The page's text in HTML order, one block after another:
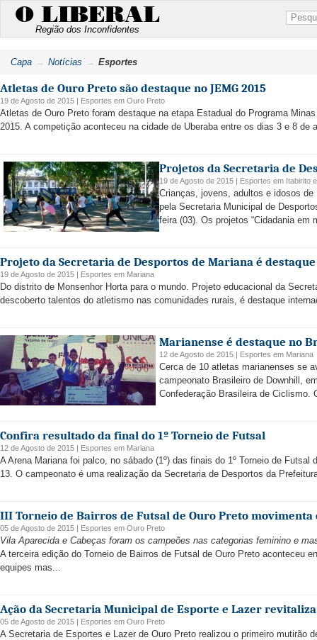
O LIBERAL
Região dos Inconfidentes
Capa Notícias Esportes
Atletas de Ouro Preto são destaque no JEMG 2015
19 de Agosto de 2015 | Esportes em Ouro Preto
Atletas de Ouro Preto foram destaque na etapa Estadual do Programa
2015. A competição aconteceu na cidade de Uberaba entre os dias 3 e 8 de
Projetos da Secretaria de
19 de Agosto de 2015 | Esportes em Itabirito
Crianças, jovens, adultos e idosos
pela Secretaria Municipal de
feira (03). Os projetos “Cidadania em
Projeto da Secretaria de Desportos de Mariana é
19 de Agosto de 2015 | Esportes em Mariana
Do distrito de Monsenhor Horta para o mundo. Projeto educacional da
descoberto talentos do atletismo nas comunidades rurais, é destaque
Marianense é destaque no
12 de Agosto de 2015 | Esportes em Mariana
Cerca de 10 atletas marianenses se
campeonato Brasileiro de Downhill,
Confederação Brasileira de Ciclismo.
Confira resultado da final do 1º Torneio de Futsal
12 de Agosto de 2015 | Esportes em Mariana
A Arena Mariana foi palco, no sábado (1º) das finais do 1º Torneio de
13. O campeonato é uma realização da Secretaria de Desportos da
III Torneio de Bairros de Futsal de Ouro Preto movimenta
05 de Agosto de 2015 | Esportes em Ouro Preto
Vila Aparecida e Cabeças foram os campeões nas categorias feminino e
A terceira edição do Torneio de Bairros de Futsal de Ouro Preto aconteceu
equipes mas...
Ação da Secretaria Municipal de Esporte e Lazer
05 de Agosto de 2015 | Esportes em Ouro Preto
A Secretaria de Esportes e Lazer de Ouro Preto realizou o primeiro mutirão